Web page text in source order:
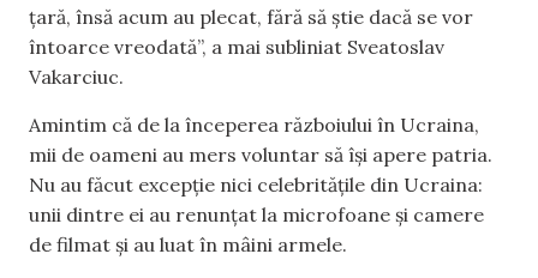
țară, însă acum au plecat, fără să știe dacă se vor
întoarce vreodată”, a mai subliniat Sveatoslav
Vakarciuc.
Amintim că de la începerea războiului în Ucraina,
mii de oameni au mers voluntar să își apere patria.
Nu au făcut excepție nici celebritățile din Ucraina:
unii dintre ei au renunțat la microfoane și camere
de filmat și au luat în mâini armele.